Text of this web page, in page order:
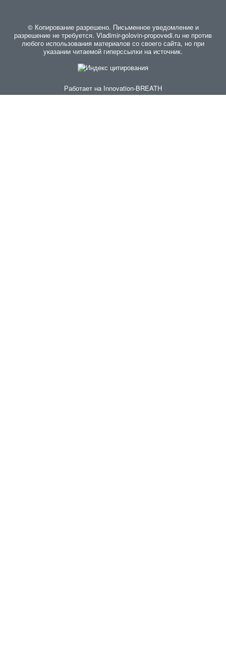
© Копирование разрешено. Письменное уведомление и
разрешение не требуется. Vladimir-golovin-propovedi.ru не против
любого использования материалов со своего сайта, но при
указании читаемой гиперссылки на источник.
Работает на Innovation-BREATH